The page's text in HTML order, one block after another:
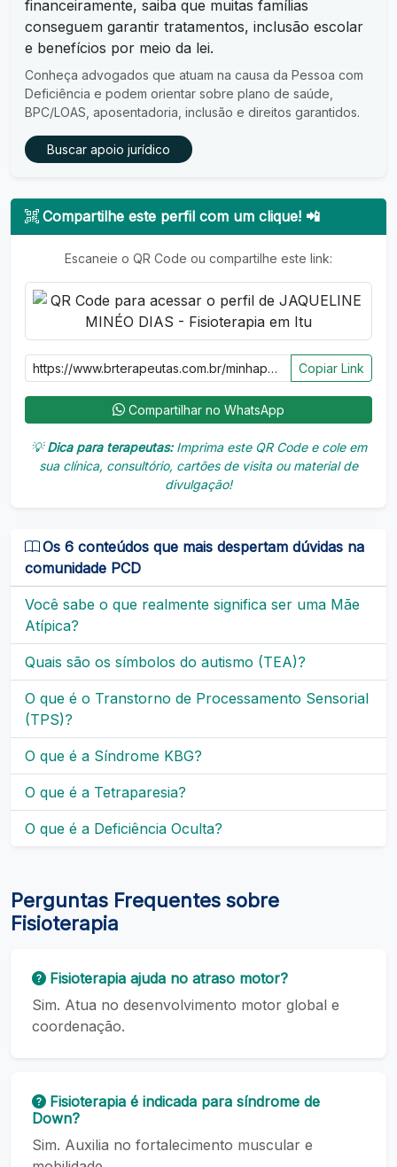
financeiramente, saiba que muitas famílias
conseguem garantir tratamentos, inclusão escolar
e benefícios por meio da lei.
Conheça advogados que atuam na causa da Pessoa com
Deficiência e podem orientar sobre plano de saúde,
BPC/LOAS, aposentadoria, inclusão e direitos garantidos.
Buscar apoio jurídico
Compartilhe este perfil com um clique! 📲
Escaneie o QR Code ou compartilhe este link:
Copiar Link
Compartilhar no WhatsApp
💡Dica para terapeutas:Imprima este QR Code e cole em
sua clínica, consultório, cartões de visita ou material de
divulgação!
Os 6 conteúdos que mais despertam dúvidas na
comunidade PCD
Você sabe o que realmente significa ser uma Mãe
Atípica?
Quais são os símbolos do autismo (TEA)?
O que é o Transtorno de Processamento Sensorial
(TPS)?
O que é a Síndrome KBG?
O que é a Tetraparesia?
O que é a Deficiência Oculta?
Perguntas Frequentes sobre
Fisioterapia
Fisioterapia ajuda no atraso motor?
Sim. Atua no desenvolvimento motor global e
coordenação.
Fisioterapia é indicada para síndrome de
Down?
Sim. Auxilia no fortalecimento muscular e